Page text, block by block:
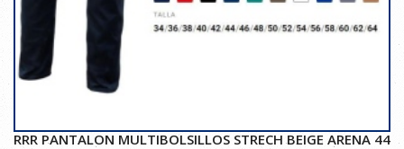
RRR PANTALON MULTIBOLSILLOS STRECH BEIGE ARENA 44